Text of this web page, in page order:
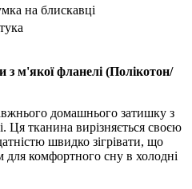
на блискавці
з м'якої фланелі (Полікотон/
домашнього затишку з
Ця тканина вирізняється своєю
швидко зігрівати, що
комфортного сну в холодні